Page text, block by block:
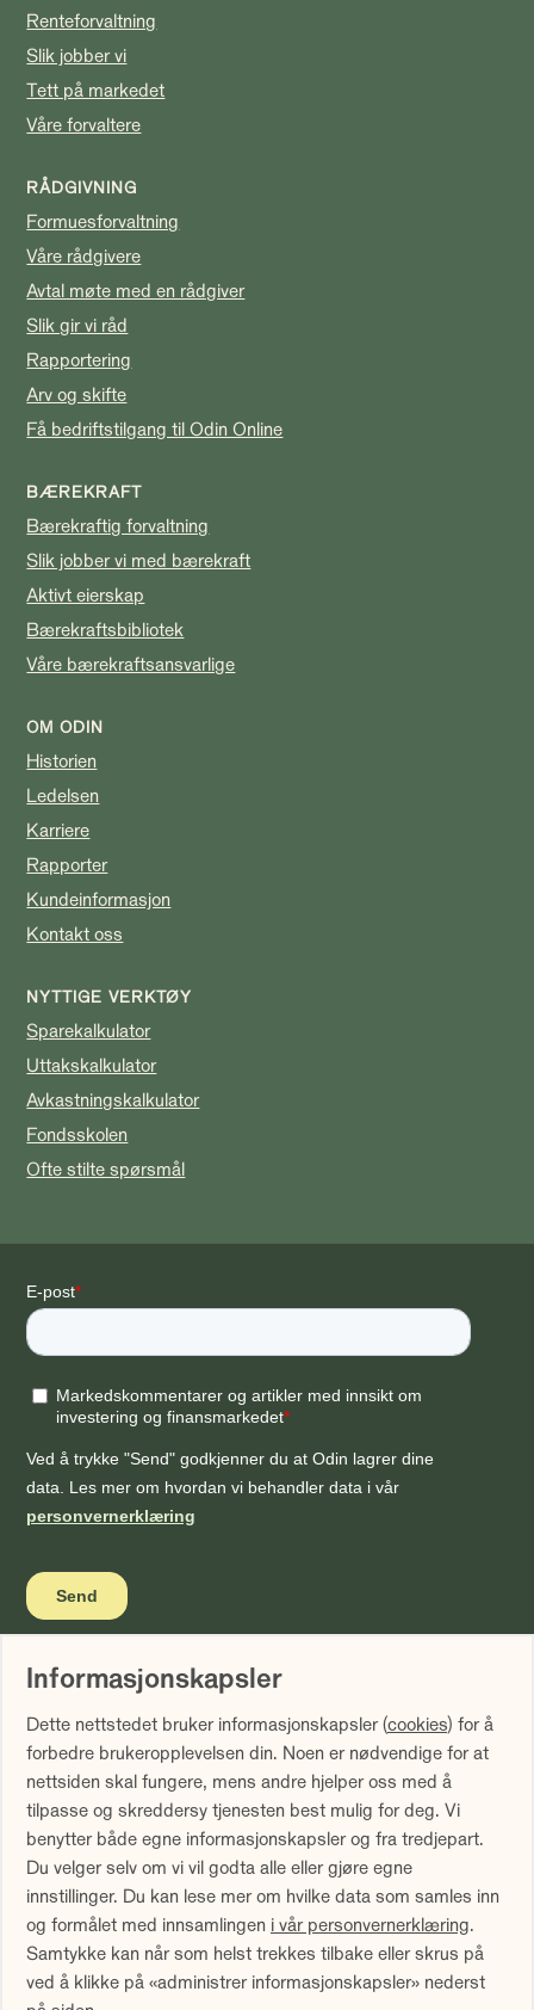
Renteforvaltning
Slik jobber vi
Tett på markedet
Våre forvaltere
RÅDGIVNING
Formuesforvaltning
Våre rådgivere
Avtal møte med en rådgiver
Slik gir vi råd
Rapportering
Arv og skifte
Få bedriftstilgang til Odin Online
BÆREKRAFT
Bærekraftig forvaltning
Slik jobber vi med bærekraft
Aktivt eierskap
Bærekraftsbibliotek
Våre bærekraftsansvarlige
OM ODIN
Historien
Ledelsen
Karriere
Rapporter
Kundeinformasjon
Kontakt oss
NYTTIGE VERKTØY
Sparekalkulator
Uttakskalkulator
Avkastningskalkulator
Fondsskolen
Ofte stilte spørsmål
Vi gjør oppmerksom på at historisk avkastning ikke er noen
garanti for fremtidig avkastning. Fremtidig avkastning vil
blant annet avhenge av markedsutviklingen, forvalters
dyktighet, fondets risiko samt kostnader ved forvaltning.
Avkastningen kan bli negativ som følge av kurstap.
Avkastningen er fratrukket årlig forvaltningshonorar.
Avkastning utover 12 måneder er annualisert. Tallene er
oppgitt i NOK.
Sammenlign våre priser med andre selskaper på
Finansportalen.no
Informasjonskapsler
Dette nettstedet bruker informasjonskapsler (cookies) for å
forbedre brukeropplevelsen din. Noen er nødvendige for at
nettsiden skal fungere, mens andre hjelper oss med å
tilpasse og skreddersy tjenesten best mulig for deg. Vi
benytter både egne informasjonskapsler og fra tredjepart.
Du velger selv om vi vil godta alle eller gjøre egne
innstillinger. Du kan lese mer om hvilke data som samles inn
og formålet med innsamlingen i vår personvernerklæring.
Samtykke kan når som helst trekkes tilbake eller skrus på
ved å klikke på «administrer informasjonskapsler» nederst